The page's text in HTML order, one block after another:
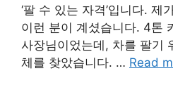
‘팔 수 있는 자격’입니다. 제
이런 분이 계셨습니다. 4톤
사장님이었는데, 차를 팔기
체를 찾았습니다. … Read